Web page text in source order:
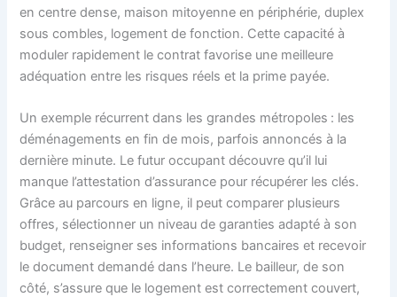
en centre dense, maison mitoyenne en périphérie, duplex
sous combles, logement de fonction. Cette capacité à
moduler rapidement le contrat favorise une meilleure
adéquation entre les risques réels et la prime payée.
Un exemple récurrent dans les grandes métropoles : les
déménagements en fin de mois, parfois annoncés à la
dernière minute. Le futur occupant découvre qu’il lui
manque l’attestation d’assurance pour récupérer les clés.
Grâce au parcours en ligne, il peut comparer plusieurs
offres, sélectionner un niveau de garanties adapté à son
budget, renseigner ses informations bancaires et recevoir
le document demandé dans l’heure. Le bailleur, de son
côté, s’assure que le logement est correctement couvert,